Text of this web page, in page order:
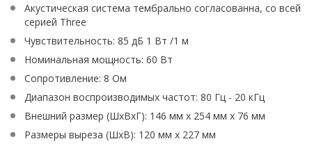
Акустическая система тембрально согласованна, со всей
серией Three
Чувствительность: 85 дБ 1 Вт /1 м
Номинальная мощность: 60 Вт
Сопротивление: 8 Ом
Диапазон воспроизводимых частот: 80 Гц - 20 кГц
Внешний размер (ШхВхГ): 146 мм х 254 мм х 76 мм
Размеры выреза (ШхВ): 120 мм х 227 мм